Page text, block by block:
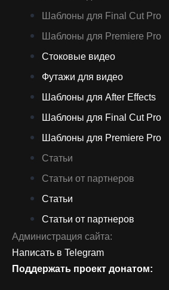
Шаблоны для Final Cut Pro
Шаблоны для Premiere Pro
Стоковые видео
Футажи для видео
Шаблоны для After Effects
Шаблоны для Final Cut Pro
Шаблоны для Premiere Pro
Статьи
Статьи от партнеров
Статьи
Статьи от партнеров
Администрация сайта:
Написать в Telegram
Поддержать проект донатом: